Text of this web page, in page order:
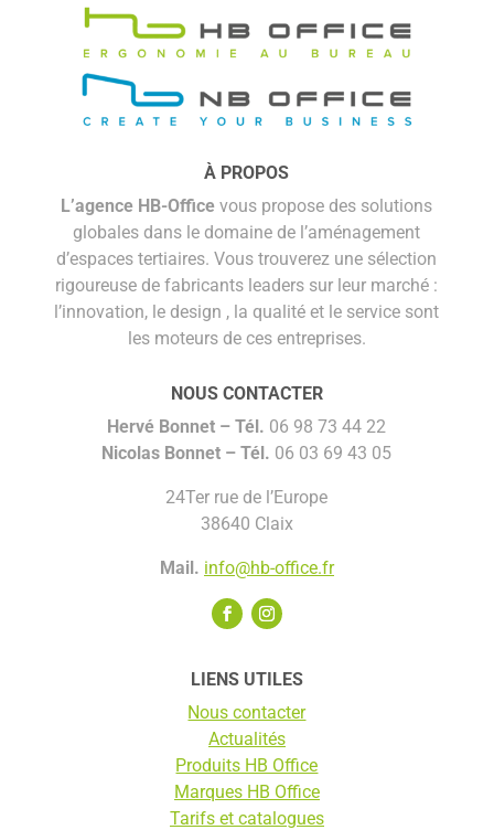
À PROPOS
L’agence HB-Office vous propose des solutions
globales dans le domaine de l’aménagement
d’espaces tertiaires. Vous trouverez une sélection
rigoureuse de fabricants leaders sur leur marché :
l’innovation, le design , la qualité et le service sont
les moteurs de ces entreprises.
NOUS CONTACTER
Hervé Bonnet –Tél. 06 98 73 44 22
Nicolas Bonnet – Tél. 06 03 69 43 05
24Ter rue de l’Europe
38640 Claix
Mail. info@hb-office.fr
LIENS UTILES
Nous contacter
Actualités
Produits HB Office
Marques HB Office
Tarifs et catalogues